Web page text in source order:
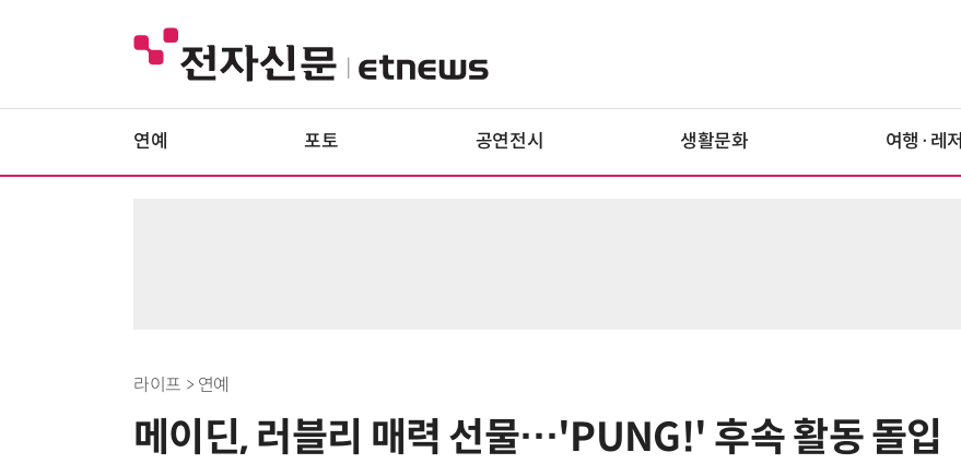
연예 포토 공연전시 생활문화 여행·레저
라이프 > 연예
메이딘, 러블리 매력 선물…'PUNG!' 후속 활동 돌입